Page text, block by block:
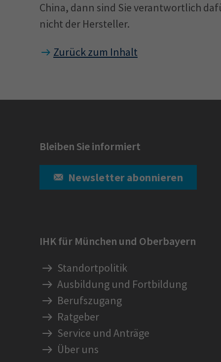
China, dann sind Sie verantwortlich
nicht der Hersteller.
Zurück zum Inhalt
Bleiben Sie informiert
Newsletter abonnieren
IHK für München und Oberbayern
Standortpolitik
Ausbildung und Fortbildung
Berufszugang
Ratgeber
Service und Anträge
Über uns